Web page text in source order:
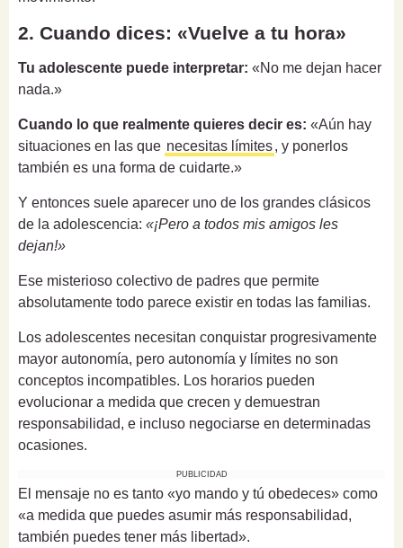
2. Cuando dices: «Vuelve a tu hora»
Tu adolescente puede interpretar: «No me dejan hacer
nada.»
Cuando lo que realmente quieres decir es: «Aún hay
situaciones en las que necesitas límites, y ponerlos
también es una forma de cuidarte.»
Y entonces suele aparecer uno de los grandes clásicos
de la adolescencia: «¡Pero a todos mis amigos les
dejan!»
Ese misterioso colectivo de padres que permite
absolutamente todo parece existir en todas las familias.
Los adolescentes necesitan conquistar progresivamente
mayor autonomía, pero autonomía y límites no son
conceptos incompatibles. Los horarios pueden
evolucionar a medida que crecen y demuestran
responsabilidad, e incluso negociarse en determinadas
ocasiones.
PUBLICIDAD
El mensaje no es tanto «yo mando y tú obedeces» como
«a medida que puedes asumir más responsabilidad,
también puedes tener más libertad».